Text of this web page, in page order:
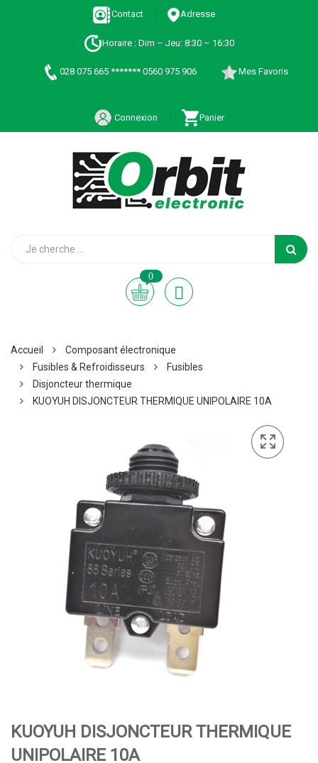
Contact Adresse
Horaire : Dim – Jeu: 8:30 – 16:30
028 075 665 ******* 0560 975 906 Mes Favoris
Connexion Panier
0
Accueil
Composant électronique
Fusibles & Refroidisseurs
Fusibles
Disjoncteur thermique
KUOYUH DISJONCTEUR THERMIQUE UNIPOLAIRE 10A
KUOYUH DISJONCTEUR THERMIQUE
UNIPOLAIRE 10A